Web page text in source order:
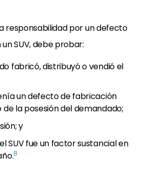
responsabilidad por un defecto
SUV, debe probar:
fabricó, distribuyó o vendió el
un defecto de fabricación
de la posesión del demandado;
y
SUV fue un factor sustancial en
8